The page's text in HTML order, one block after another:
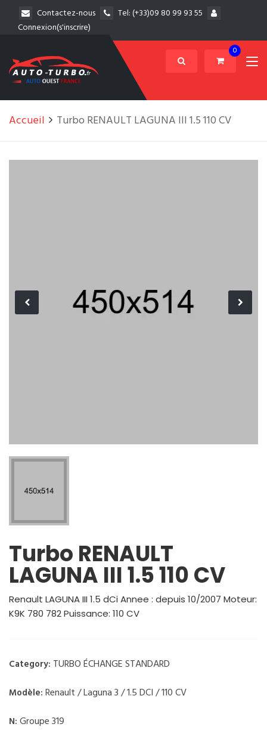
Contactez-nous Tel:(+33)09 80 99 93 55
Connexion(s'inscrire)
0
Accueil Turbo RENAULT LAGUNA III 1.5 110 CV
Turbo RENAULT
LAGUNA III 1.5 110 CV
Renault LAGUNA III 1.5 dCi Annee : depuis 10/2007 Moteur:
K9K 780 782 Puissance: 110 CV
Category: TURBO ÉCHANGE STANDARD
Modèle: Renault / Laguna 3 / 1.5 DCI / 110 CV
N: Groupe 319